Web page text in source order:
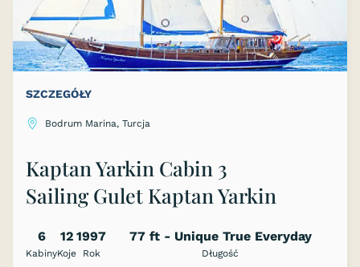
SZCZEGÓŁY
Bodrum Marina, Turcja
Kaptan Yarkin Cabin 3
Sailing Gulet Kaptan Yarkin
6
Kabiny
12
Koje
1997
Rok
77 ft - Unique True Everyday
Sailing! TURKEY or GREEK ISLANDS
Długość